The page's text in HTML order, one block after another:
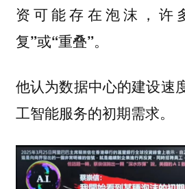
资可能存在泡沫，许
复”或“重叠”。
他认为数据中心的建设速
工智能服务的初期需求。